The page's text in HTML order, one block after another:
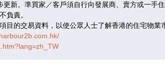
| 3房(1套) 507呎 2房(1套)
新。準買家／客戶須自行向發展商、賣方或一手
負責。
的交易資料，以使公眾人士了解香港的住宅物業